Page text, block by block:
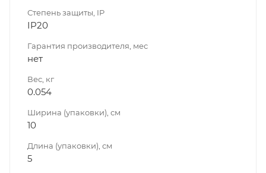
Степень защиты, IP
IP20
Гарантия производителя, мес
нет
Вес, кг
0.054
Ширина (упаковки), см
10
Длина (упаковки), см
5